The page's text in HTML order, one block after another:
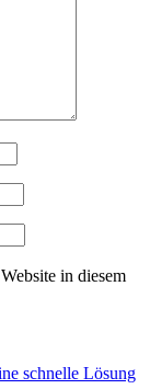
in diesem
schnelle Lösung